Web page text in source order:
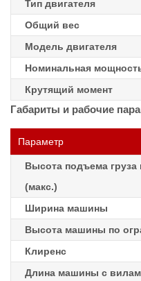
Тип двигателя
Общий вес
Модель двигателя
Номинальная
Крутящий момент
Габариты и рабочие
Параметр
Высота подъема груза
(макс.)
Ширина машины
Высота машины по
Клиренс
Длина машины с